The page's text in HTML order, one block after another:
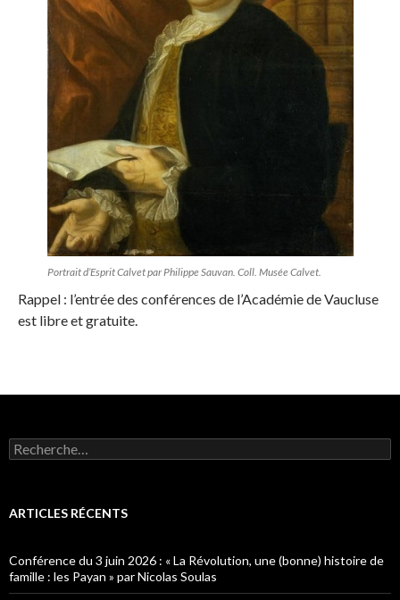
Portrait d’Esprit Calvet par Philippe Sauvan. Coll. Musée Calvet.
Rappel : l’entrée des conférences de l’Académie de Vaucluse
est libre et gratuite.
R
e
e
h
e
r
ARTICLES RÉCENTS
Conférence du 3 juin 2026 : « La Révolution, une (bonne) histoire de
famille : les Payan » par Nicolas Soulas